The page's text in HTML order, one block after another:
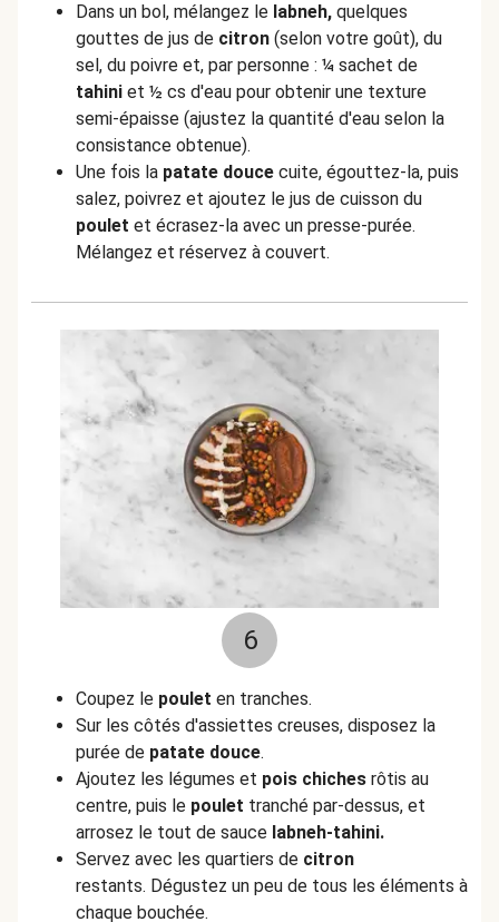
Dans un bol, mélangez le labneh, quelques
gouttes de jus de citron (selon votre goût), du
sel, du poivre et, par personne : ¼ sachet de
tahini et ½ cs d'eau pour obtenir une texture
semi-épaisse (ajustez la quantité d'eau selon la
consistance obtenue).
Une fois la patate douce cuite, égouttez-la, puis
salez, poivrez et ajoutez le jus de cuisson du
poulet et écrasez-la avec un presse-purée.
Mélangez et réservez à couvert.
6
Coupez le poulet en tranches.
Sur les côtés d'assiettes creuses, disposez la
purée de patate douce.
Ajoutez les légumes et pois chiches rôtis au
centre, puis le poulet tranché par-dessus, et
arrosez le tout de sauce labneh-tahini.
Servez avec les quartiers de citron
restants. Dégustez un peu de tous les éléments à
chaque bouchée.